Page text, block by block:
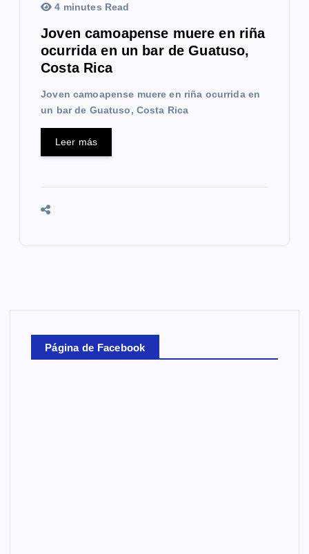
4 minutes Read
Joven camoapense muere en riña
ocurrida en un bar de Guatuso,
Costa Rica
Joven camoapense muere en riña ocurrida en
un bar de Guatuso, Costa Rica
Leer más
Página de Facebook